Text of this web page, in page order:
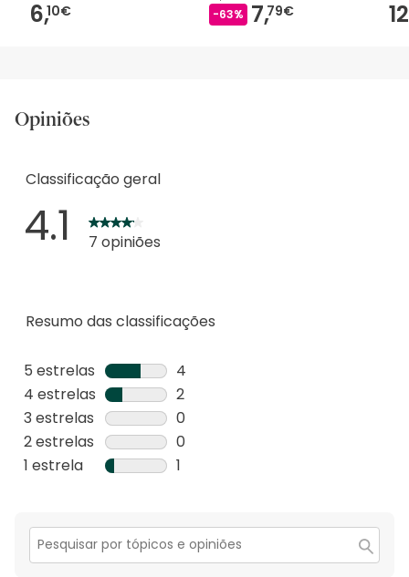
6,10€ -63% 7,79€
Opiniões
Resumo das classificações
5 estrelas estrelas
4
4
análises
com
5
4 estrelas estrelas
2
2
análises
com
3 estrelas estrelas
0
0
análise
estrelas.
2 estrelas estrelas
0
0
2
estrelas.
1 estrela estrelas
1
com
1
Classificação geral
4.1 7 opiniões
Secção